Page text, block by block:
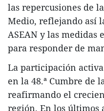
las repercusiones de
Medio, reflejando así
ASEAN y las medidas
para responder de
La participación
en la 48.ª Cumbre de
reafirmando el
región. En los últimos